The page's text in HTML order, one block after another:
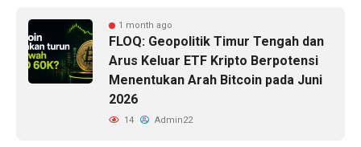
1 month ago
FLOQ: Geopolitik Timur Tengah dan
Arus Keluar ETF Kripto Berpotensi
Menentukan Arah Bitcoin pada Juni
2026
14 Admin22